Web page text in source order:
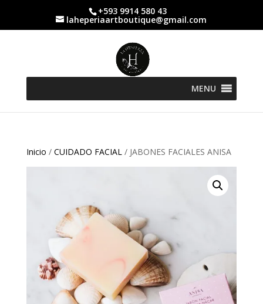
+593 9914 580 43
laheperiaartboutique@gmail.com
MENU
Inicio / CUIDADO FACIAL/ JABONES FACIALES ANISA